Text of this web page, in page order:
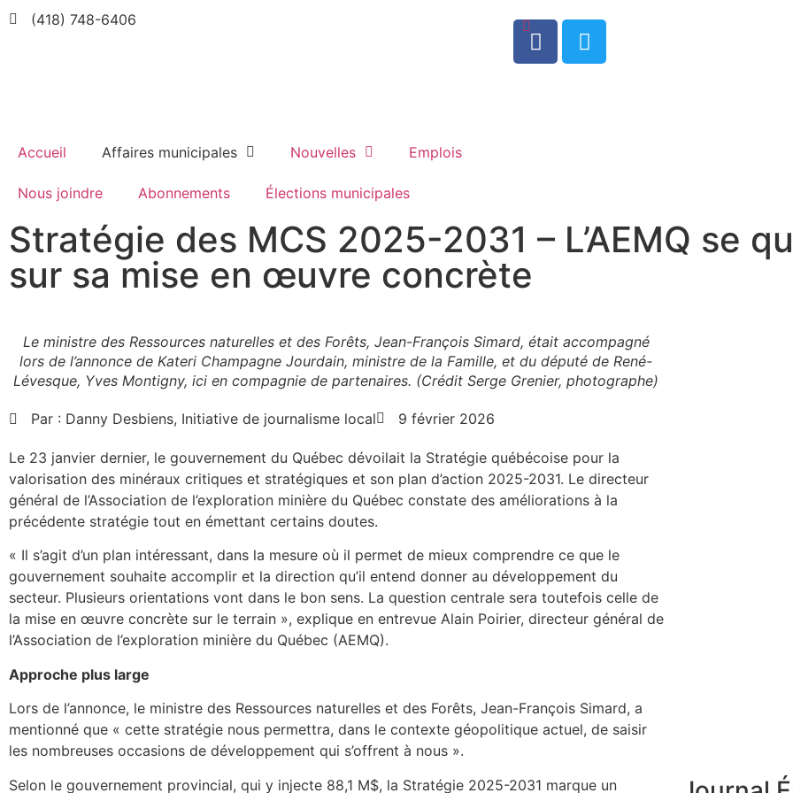
(418) 748-6406
0
Accueil Affaires municipales Nouvelles Emplois
Nous joindre Abonnements Élections municipales
Stratégie des MCS 2025-2031 – L’AEMQ se
sur sa mise en œuvre concrète
Le ministre des Ressources naturelles et des Forêts, Jean-François Simard, était accompagné
lors de l’annonce de Kateri Champagne Jourdain, ministre de la Famille, et du député de René-
Lévesque, Yves Montigny, ici en compagnie de partenaires. (Crédit Serge Grenier, photographe)
Par : Danny Desbiens, Initiative de journalisme local 9 février 2026
Le 23 janvier dernier, le gouvernement du Québec dévoilait la Stratégie québécoise pour la
valorisation des minéraux critiques et stratégiques et son plan d’action 2025-2031. Le directeur
général de l’Association de l’exploration minière du Québec constate des améliorations à la
précédente stratégie tout en émettant certains doutes.
« Il s’agit d’un plan intéressant, dans la mesure où il permet de mieux comprendre ce que le
gouvernement souhaite accomplir et la direction qu’il entend donner au développement du
secteur. Plusieurs orientations vont dans le bon sens. La question centrale sera toutefois celle de
la mise en œuvre concrète sur le terrain », explique en entrevue Alain Poirier, directeur général de
l’Association de l’exploration minière du Québec (AEMQ).
Approche plus large
Lors de l’annonce, le ministre des Ressources naturelles et des Forêts, Jean-François Simard, a
mentionné que « cette stratégie nous permettra, dans le contexte géopolitique actuel, de saisir
les nombreuses occasions de développement qui s’offrent à nous ».
Selon le gouvernement provincial, qui y injecte 88,1 M$, la Stratégie 2025-2031 marque un